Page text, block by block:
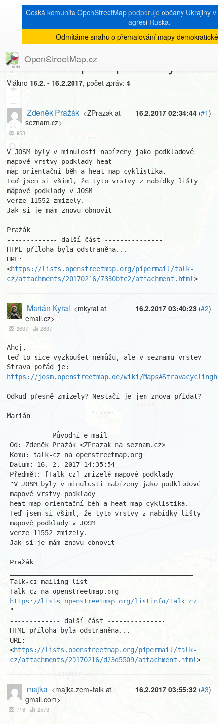
Česká komunita OpenStreetMap podporujeobčany Ukrajiny v
agresi Ruska.
Odmítáme snahu o přemalování mapy
OpenStreetMap.cz
8
+
−
« zpět na výpis měsíce|
[Talk-cz]
zmizelé mapové podklady
Vlákno 16.2. - 16.2.2017, počet zpráv: 4
16.2.2017 02:34:44 (#1)
Zdeněk Pražák <ZPrazak at
seznam.cz>
853
V JOSM byly v minulosti nabízeny jako podkladové
mapové vrstvy podklady heat
map orientační běh a heat map cyklistika.
Teď jsem si všiml, že tyto vrstvy z nabídky lišty
mapové podklady v JOSM
verze 11552 zmizely.
Jak si je mám znovu obnovit
Pražák
------------- další část ---------------
HTML příloha byla odstraněna...
URL:
<https://lists.openstreetmap.org/pipermail/talk-
cz/attachments/20170216/7380bfe2/attachment.html>
16.2.2017 03:40:23 (#2)
Marián Kyral <mkyral at
email.cz>
2637 2837
Ahoj,
teď to sice vyzkoušet nemůžu, ale v seznamu vrstev
https://josm.openstreetmap.de/wiki/
Odkud přesně zmizely? Nestačí je jen znova přidat?
Marián
---------- Původní e-mail ----------
Od: Zdeněk Pražák <ZPrazak na seznam.cz>
Komu: talk-cz na openstreetmap.org
Datum: 16. 2. 2017 14:35:54
Předmět: [Talk-cz] zmizelé mapové podklady
"V JOSM byly v minulosti nabízeny jako podkladové
mapové vrstvy podklady
heat map orientační běh a heat map cyklistika.
Teď jsem si všiml, že tyto vrstvy z nabídky lišty
mapové podklady v JOSM
verze 11552 zmizely.
Jak si je mám znovu obnovit
Pražák
Talk-cz mailing list
https://lists.openstreetmap.org/listinfo/talk-cz
"
------------- další část ---------------
HTML příloha byla odstraněna...
URL:
<https://lists.openstreetmap.org/pipermail/talk-
cz/attachments/20170216/d23d5509/attachment.html>
16.2.2017 03:55:32 (#3)
majka <majka.zem+talk at
gmail.com>
718 2573